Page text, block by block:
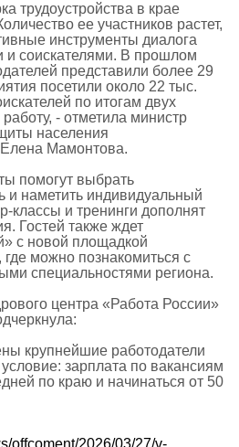
трудоустройства в крае
ее участников растет,
инструменты диалога
и соискателями. В прошлом
представили более 29
посетили около 22 тыс.
по итогам двух
- отметила министр
населения
Елена Мамонтова.
помогут выбрать
и наметить индивидуальный
классы и тренинги дополнят
Гостей также ждет
с новой площадкой
можно познакомиться с
специальностями региона.
центра «Работа России»
крупнейшие работодатели
зарплата по вакансиям
по краю и начинаться от 50